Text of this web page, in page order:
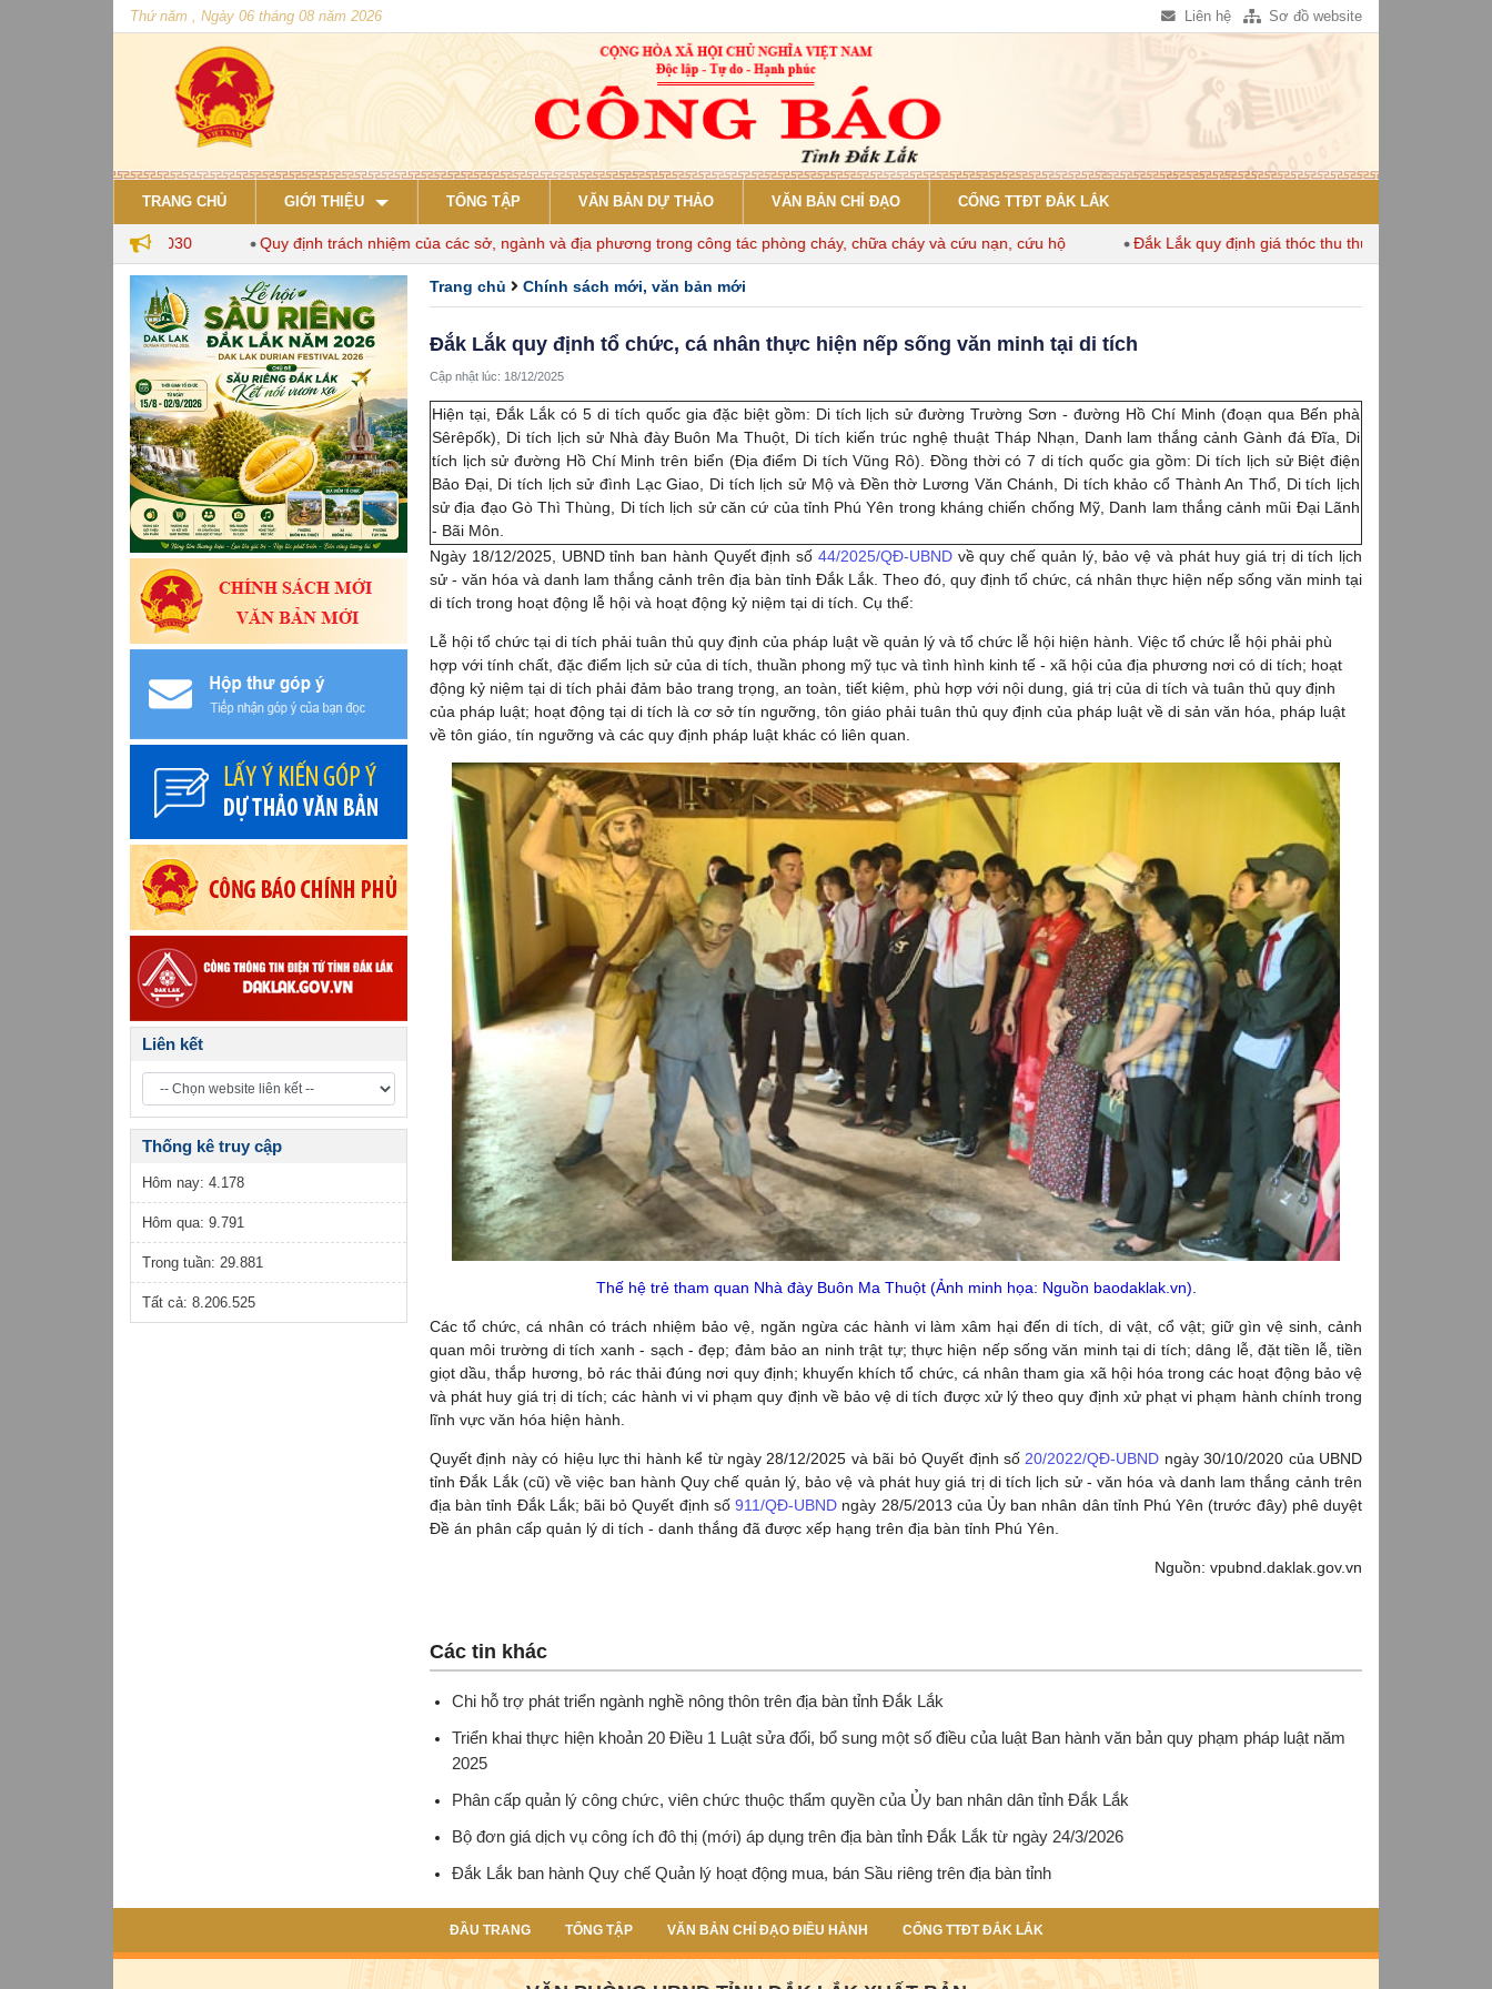
Thứ năm , Ngày 06 tháng 08 năm 2026 Liên hệ Sơ đồ website
TRANG CHỦ GIỚI THIỆU TỔNG TẬP VĂN BẢN DỰ THẢO VĂN BẢN CHỈ ĐẠO CỔNG TTĐT ĐẮK LẮK
đến năm 2030 Quy định trách nhiệm của các sở, ngành và địa phương trong công tác phòng cháy, chữa cháy và cứu nạn, cứu hộ Đắk Lắk quy định giá thóc thu thuế dùng để tính thuế sử
Trang chủ Chính sách mới, văn bản mới
Đắk Lắk quy định tổ chức, cá nhân thực hiện nếp sống văn minh tại di tích
Cập nhật lúc: 18/12/2025
Hiện tại, Đắk Lắk có 5 di tích quốc gia đặc biệt gồm: Di tích lịch sử đường Trường Sơn - đường Hồ Chí Minh (đoạn qua Bến phà
Sêrêpốk), Di tích lịch sử Nhà đày Buôn Ma Thuột, Di tích kiến trúc nghệ thuật Tháp Nhạn, Danh lam thắng cảnh Gành đá Đĩa, Di
tích lịch sử đường Hồ Chí Minh trên biển (Địa điểm Di tích Vũng Rô). Đồng thời có 7 di tích quốc gia gồm: Di tích lịch sử Biệt điện
Bảo Đại, Di tích lịch sử đình Lạc Giao, Di tích lịch sử Mộ và Đền thờ Lương Văn Chánh, Di tích khảo cổ Thành An Thổ, Di tích lịch
sử địa đạo Gò Thì Thùng, Di tích lịch sử căn cứ của tỉnh Phú Yên trong kháng chiến chống Mỹ, Danh lam thắng cảnh mũi Đại Lãnh
- Bãi Môn.
Ngày 18/12/2025, UBND tỉnh ban hành Quyết định số 44/2025/QĐ-UBNDvề quy chế quản lý, bảo vệ và phát huy giá trị di tích lịch
sử - văn hóa và danh lam thắng cảnh trên địa bàn tỉnh Đắk Lắk. Theo đó, quy định tổ chức, cá nhân thực hiện nếp sống văn minh tại
di tích trong hoạt động lễ hội và hoạt động kỷ niệm tại di tích. Cụ thể:
Lễ hội tổ chức tại di tích phải tuân thủ quy định của pháp luật về quản lý và tổ chức lễ hội hiện hành. Việc tổ chức lễ hội phải phù
hợp với tính chất, đặc điểm lịch sử của di tích, thuần phong mỹ tục và tình hình kinh tế - xã hội của địa phương nơi có di tích; hoạt
động kỷ niệm tại di tích phải đảm bảo trang trọng, an toàn, tiết kiệm, phù hợp với nội dung, giá trị của di tích và tuân thủ quy định
của pháp luật; hoạt động tại di tích là cơ sở tín ngưỡng, tôn giáo phải tuân thủ quy định của pháp luật về di sản văn hóa, pháp luật
về tôn giáo, tín ngưỡng và các quy định pháp luật khác có liên quan.
Thế hệ trẻ tham quan Nhà đày Buôn Ma Thuột (Ảnh minh họa: Nguồn baodaklak.vn).
Các tổ chức, cá nhân có trách nhiệm bảo vệ, ngăn ngừa các hành vi làm xâm hại đến di tích, di vật, cổ vật; giữ gìn vệ sinh, cảnh
quan môi trường di tích xanh - sạch - đẹp; đảm bảo an ninh trật tự; thực hiện nếp sống văn minh tại di tích; dâng lễ, đặt tiền lễ, tiền
giọt dầu, thắp hương, bỏ rác thải đúng nơi quy định; khuyến khích tổ chức, cá nhân tham gia xã hội hóa trong các hoạt động bảo vệ
và phát huy giá trị di tích; các hành vi vi phạm quy định về bảo vệ di tích được xử lý theo quy định xử phạt vi phạm hành chính trong
lĩnh vực văn hóa hiện hành.
Quyết định này có hiệu lực thi hành kể từ ngày 28/12/2025 và bãi bỏ Quyết định số 20/2022/QĐ-UBND ngày 30/10/2020 của UBND
tỉnh Đắk Lắk (cũ) về việc ban hành Quy chế quản lý, bảo vệ và phát huy giá trị di tích lịch sử - văn hóa và danh lam thắng cảnh trên
địa bàn tỉnh Đắk Lắk; bãi bỏ Quyết định số911/QĐ-UBND ngày 28/5/2013 của Ủy ban nhân dân tỉnh Phú Yên (trước đây) phê duyệt
Đề án phân cấp quản lý di tích - danh thắng đã được xếp hạng trên địa bàn tỉnh Phú Yên.
Nguồn: vpubnd.daklak.gov.vn
Các tin khác
Chi hỗ trợ phát triển ngành nghề nông thôn trên địa bàn tỉnh Đắk Lắk
Triển khai thực hiện khoản 20 Điều 1 Luật sửa đổi, bổ sung một số điều của luật Ban hành văn bản quy phạm pháp luật năm
2025
Phân cấp quản lý công chức, viên chức thuộc thẩm quyền của Ủy ban nhân dân tỉnh Đắk Lắk
Bộ đơn giá dịch vụ công ích đô thị (mới) áp dụng trên địa bàn tỉnh Đắk Lắk từ ngày 24/3/2026
Đắk Lắk ban hành Quy chế Quản lý hoạt động mua, bán Sầu riêng trên địa bàn tỉnh
Liên kết
Thống kê truy cập
Hôm nay: 4.178
Hôm qua: 9.791
Trong tuần: 29.881
Tất cả: 8.206.525
ĐẦU TRANG TỔNG TẬP VĂN BẢN CHỈ ĐẠO ĐIỀU HÀNH CỔNG TTĐT ĐẮK LẮK